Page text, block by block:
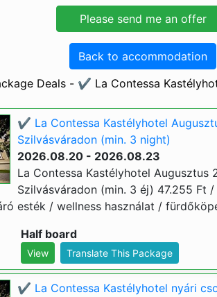
Back to accommodation
Deals - ✔️ La Contessa
✔️ La Contessa Kastélyhotel
Szilvásváradon (min. 3 night)
2026.08.20 - 2026.08.23
La Contessa Kastélyhotel Augusztus
Szilvásváradon (min. 3 éj) 47.255
esték / wellness használat /
Half board
View Translate This Package
✔️ La Contessa Kastélyhotel nyári